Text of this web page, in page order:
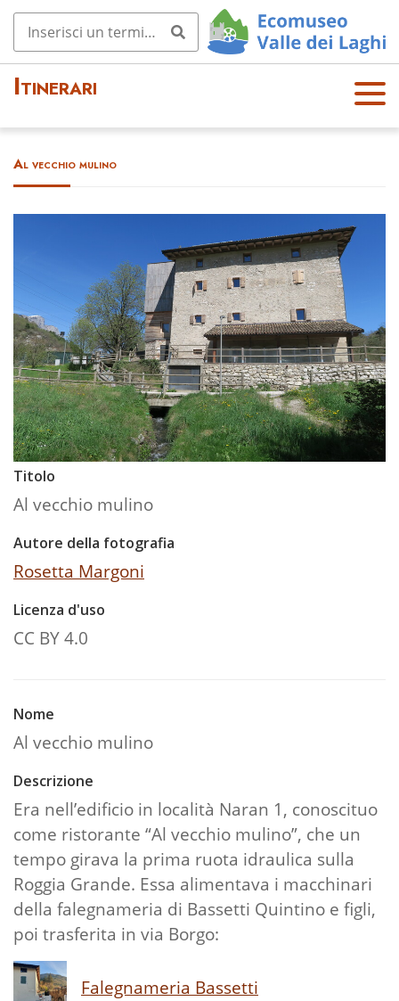
Itinerari
OPE
N
Al vecchio mulino
Titolo
Al vecchio mulino
Autore della fotografia
Rosetta Margoni
Licenza d'uso
CC BY 4.0
Nome
Al vecchio mulino
Descrizione
Era nell’edificio in località Naran 1, conoscituo
come ristorante “Al vecchio mulino”, che un
tempo girava la prima ruota idraulica sulla
Roggia Grande. Essa alimentava i macchinari
della falegnameria di Bassetti Quintino e figli,
poi trasferita in via Borgo:
Falegnameria Bassetti